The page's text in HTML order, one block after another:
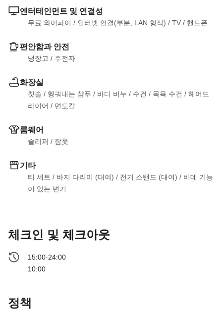
엔터테인먼트 및 연결성
무료 와이파이 / 인터넷 연결(부분, LAN 형식) / TV / 핸드폰
편안함과 안전
냉장고 / 주전자
화장실
칫솔 / 헹궈내는 샴푸 / 바디 비누 / 수건 / 목욕 수건 / 헤어드
라이어 / 면도칼
룸웨어
슬리퍼 / 잠옷
기타
티 세트 / 바지 다리미 (대여) / 전기 스탠드 (대여) / 비데 기능
이 있는 변기
체크인 및 체크아웃
15:00-24:00
10:00
정책